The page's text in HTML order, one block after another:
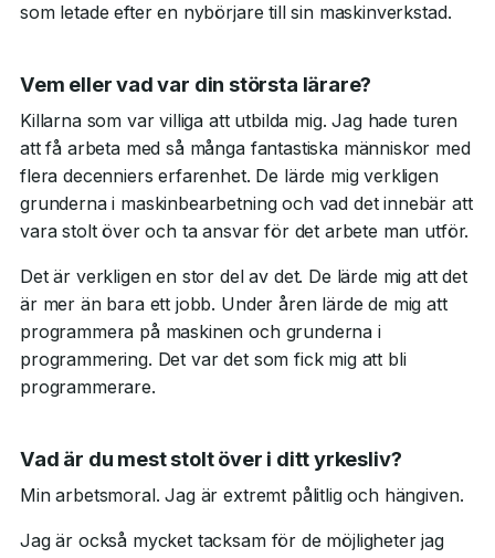
som letade efter en nybörjare till sin maskinverkstad.
Vem eller vad var din största lärare?
Killarna som var villiga att utbilda mig. Jag hade turen
att få arbeta med så många fantastiska människor med
flera decenniers erfarenhet. De lärde mig verkligen
grunderna i maskinbearbetning och vad det innebär att
vara stolt över och ta ansvar för det arbete man utför.
Det är verkligen en stor del av det. De lärde mig att det
är mer än bara ett jobb. Under åren lärde de mig att
programmera på maskinen och grunderna i
programmering. Det var det som fick mig att bli
programmerare.
Vad är du mest stolt över i ditt yrkesliv?
Min arbetsmoral. Jag är extremt pålitlig och hängiven.
Jag är också mycket tacksam för de möjligheter jag